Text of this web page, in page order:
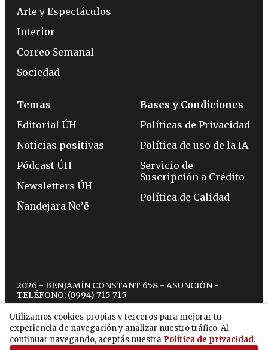
Utilizamos cookies propias y terceros para mejorar tu
experiencia de navegación y analizar nuestro tráfico. Al
continuar navegando, aceptás nuestra Política de privacidad.
Arte y Espectáculos
Interior
Correo Semanal
Sociedad
Temas
Editorial ÚH
Noticias positivas
Pódcast ÚH
Newsletters ÚH
Ñandejara Ñe’ẽ
Bases y Condiciones
Políticas de Privacidad
Política de uso de la IA
Servicio de
Suscripción a Crédito
Política de Calidad
2026 - BENJAMÍN CONSTANT 658 - ASUNCIÓN -
TELÉFONO: (0994) 715 715
twitterinstagram
facebook
tiktokyoutubespotify